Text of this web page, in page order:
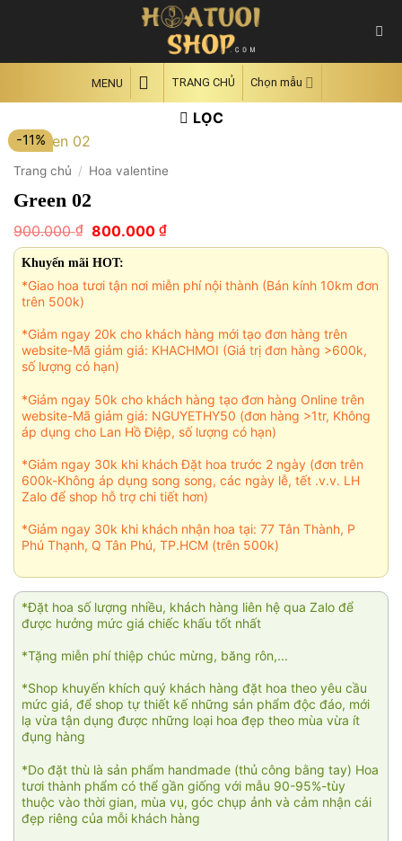
MENU TRANG CHỦ Chọn mẫu
LỌC
-11%
Trang chủ / Hoa valentine
Green 02
900.000₫ Giá
gốc
là:
900.000 ₫.
800.000 ₫Giá
hiện
800.000 ₫.
Khuyến mãi HOT:
*Giao hoa tươi tận nơi miễn phí nội thành (Bán kính 10km đơn
trên 500k)
*Giảm ngay 20k cho khách hàng mới tạo đơn hàng trên
website-Mã giảm giá: KHACHMOI (Giá trị đơn hàng >600k,
số lượng có hạn)
*Giảm ngay 50k cho khách hàng tạo đơn hàng Online trên
website-Mã giảm giá: NGUYETHY50 (đơn hàng >1tr, Không
áp dụng cho Lan Hồ Điệp, số lượng có hạn)
*Giảm ngay 30k khi khách Đặt hoa trước 2 ngày (đơn trên
600k-Không áp dụng song song, các ngày lễ, tết .v.v. LH
Zalo để shop hỗ trợ chi tiết hơn)
*Giảm ngay 30k khi khách nhận hoa tại: 77 Tân Thành, P
Phú Thạnh, Q Tân Phú, TP.HCM (trên 500k)
*Đặt hoa số lượng nhiều, khách hàng liên hệ qua Zalo để
được hưởng mức giá chiếc khấu tốt nhất
*Tặng miễn phí thiệp chúc mừng, băng rôn,...
*Shop khuyến khích quý khách hàng đặt hoa theo yêu cầu
mức giá, để shop tự thiết kế những sản phẩm độc đáo, mới
lạ vừa tận dụng được những loại hoa đẹp theo mùa vừa ít
đụng hàng
*Do đặt thù là sản phẩm handmade (thủ công bằng tay) Hoa
tươi thành phẩm có thể gần giống với mẫu 90-95%-tùy
thuộc vào thời gian, mùa vụ, góc chụp ảnh và cảm nhận cái
đẹp riêng của mỗi khách hàng